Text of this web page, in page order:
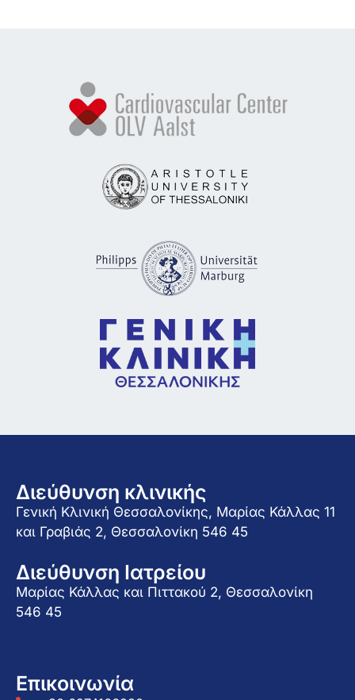
Διεύθυνση κλινικής
Γενική Κλινική Θεσσαλονίκης, Μαρίας Κάλλας 11
και Γραβιάς 2, Θεσσαλονίκη 546 45
Διεύθυνση Ιατρείου
Μαρίας Κάλλας και Πιττακού 2, Θεσσαλονίκη
546 45
Επικοινωνία